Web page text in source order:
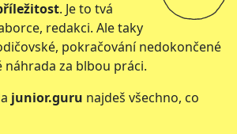
. Je to tvá
redakci. Ale taky
pokračování nedokončené
náhrada za blbou práci.
junior.guru najdeš všechno, co